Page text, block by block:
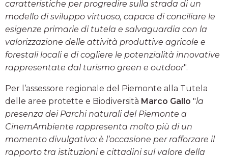
caratteristiche per progredire sulla strada di un
modello di sviluppo virtuoso, capace di conciliare le
esigenze primarie di tutela e salvaguardia con la
valorizzazione delle attività produttive agricole e
forestali locali e di cogliere le potenzialità innovative
rappresentate dal turismo green e outdoor".
Per l’assessore regionale del Piemonte alla Tutela
delle aree protette e Biodiversità Marco Gallo "la
presenza dei Parchi naturali del Piemonte a
CinemAmbiente rappresenta molto più di un
momento divulgativo: è l’occasione per rafforzare il
rapporto tra istituzioni e cittadini sul valore della